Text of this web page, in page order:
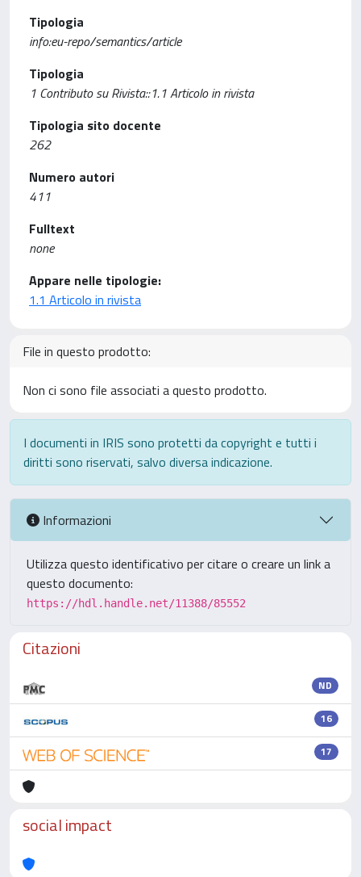
Tipologia
info:eu-repo/semantics/article
Tipologia
1 Contributo su Rivista::1.1 Articolo in rivista
Tipologia sito docente
262
Numero autori
411
Fulltext
none
Appare nelle tipologie:
1.1 Articolo in rivista
File in questo prodotto:
Non ci sono file associati a questo prodotto.
I documenti in IRIS sono protetti da copyright e tutti i
diritti sono riservati, salvo diversa indicazione.
Informazioni
Utilizza questo identificativo per citare o creare un link a
questo documento:
https://hdl.handle.net/11388/85552
Citazioni
ND
16
17
social impact